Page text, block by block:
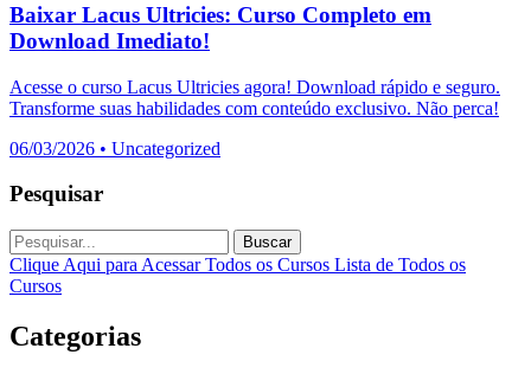
Baixar Lacus Ultricies: Curso Completo em
Download Imediato!
Acesse o curso Lacus Ultricies agora! Download rápido e seguro.
Transforme suas habilidades com conteúdo exclusivo. Não perca!
06/03/2026 • Uncategorized
Pesquisar
Buscar
Clique Aqui para Acessar Todos os Cursos Lista de Todos os
Cursos
Categorias